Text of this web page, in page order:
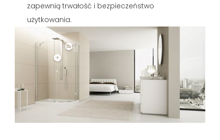
zapewnią trwałość i bezpieczeństwo
użytkowania.